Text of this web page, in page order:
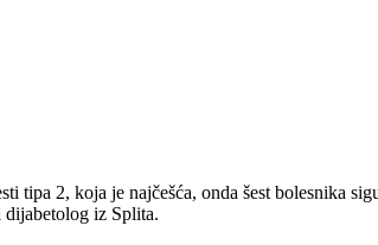
tipa 2, koja je najčešća, onda šest bolesnika
iz Splita.